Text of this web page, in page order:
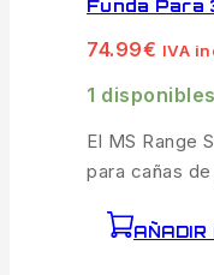
Funda Para
74.99€ IVA
1 disponibles
El MS Range
para cañas
AÑADIR